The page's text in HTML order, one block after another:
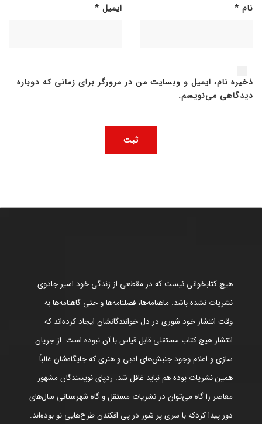
نام * ایمیل *
ذخیره نام، ایمیل و وبسایت من در مرورگر برای زمانی که دوباره
دیدگاهی می‌نویسم.
هیچ کتابخوانی نیست که در مقطعی از زندگی خود اسیر جادوی
نشریات نشده باشد. ماهنامه‌ها، فصلنامه‌ها و حتی گاهنامه‌ها به
وقت انتشار خود شوری در دل خوانندگانشان ایجاد کرده‌اند که
انتشار هیچ کتاب مستقلی قابل قیاس با آن نبوده است. از جریان
سازی و اعلام وجود جنبش‌های ادبی و هنری که جایگاه‌شان غالباً
همین نشریات بوده هم نباید غافل شد. ردپای نویسندگان مشهور
معاصر را گاه می‌توان در نشریات مستقل و گاه شهرستانی سال‌های
دور پیدا کردکه با سری پر شور در پی افکندن طرح‌هایی نو بوده‌اند.